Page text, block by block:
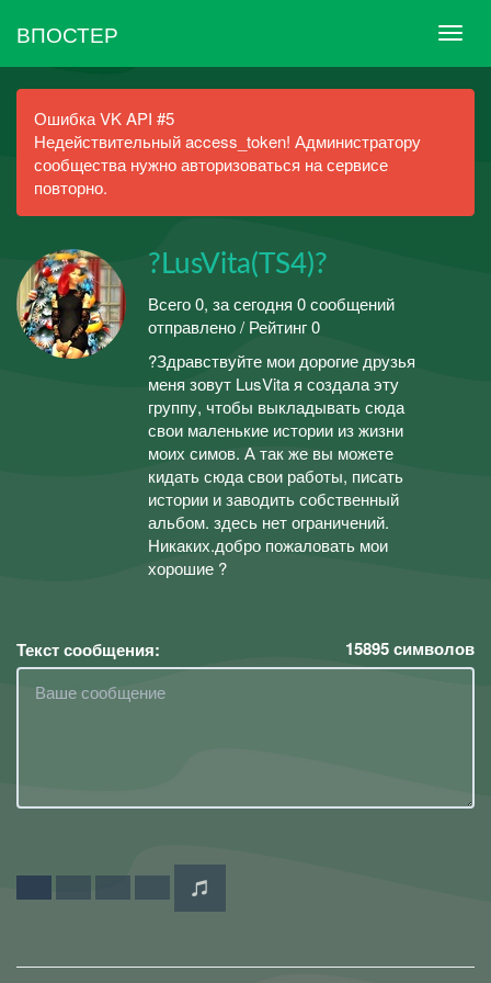
ВПОСТЕР
Ошибка VK API #5
Недействительный access_token! Администратору
сообщества нужно авторизоваться на сервисе
повторно.
?LusVita(TS4)?
Всего 0, за сегодня 0 сообщений
отправлено / Рейтинг 0
?Здравствуйте мои дорогие друзья
меня зовут LusVita я создала эту
группу, чтобы выкладывать сюда
свои маленькие истории из жизни
моих симов. А так же вы можете
кидать сюда свои работы, писать
истории и заводить собственный
альбом. здесь нет ограничений.
Никаких.добро пожаловать мои
хорошие ?
Текст сообщения: 15895символов